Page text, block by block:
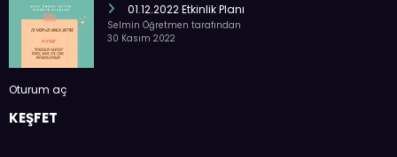
01.12.2022 Etkinlik Planı
Selmin Öğretmen tarafından
30 Kasım 2022
Oturum aç
KEŞFET